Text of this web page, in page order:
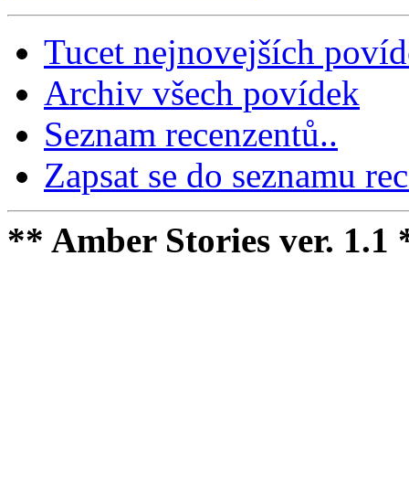
Tucet nejnovejších
Archiv všech povídek
Seznam recenzentů..
Zapsat se do seznamu
** Amber Stories ver. 1.1